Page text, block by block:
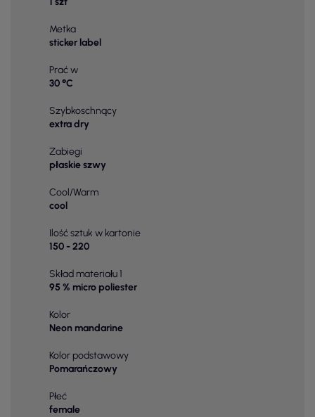
Metka
sticker label
Prać w
30 °C
Szybkoschnący
extra dry
Zabiegi
płaskie szwy
Cool/Warm
cool
Ilość sztuk w kartonie
150 - 220
Skład materiału 1
95 % micro poliester
Kolor
Neon mandarine
Kolor podstawowy
Pomarańczowy
Płeć
female